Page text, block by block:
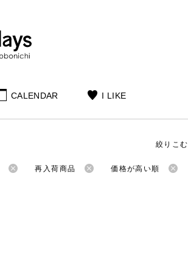
CALENDAR I LIKE
絞りこむ
再入荷商品 価格が高い順